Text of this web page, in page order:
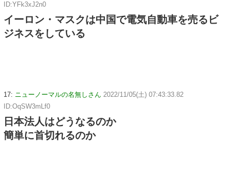
ID:YFk3xJ2n0
イーロン・マスクは中国で電気自動車を売るビ
ジネスをしている
17: ニューノーマルの名無しさん 2022/11/05(土) 07:43:33.82
ID:OqSW3mLf0
日本法人はどうなるのか
簡単に首切れるのか